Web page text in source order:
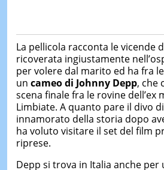
La pellicola racconta le vicende
ricoverata ingiustamente
per volere dal marito ed ha fra
un cameo di Johnny Depp, che
scena finale fra le rovine dell’ex
Limbiate. A quanto pare il divo
innamorato della storia dopo
ha voluto visitare il set del film
riprese.
Depp si trova in Italia anche